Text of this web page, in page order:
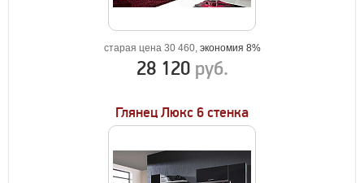
старая цена 30 460, экономия 8%
28 120 руб.
Глянец Люкс 6 стенка